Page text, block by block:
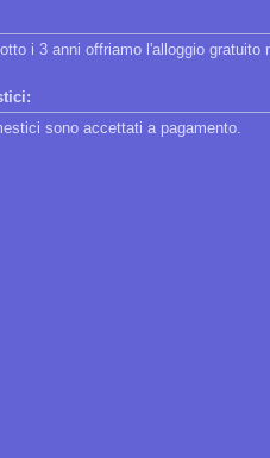
i 3 anni offriamo l'alloggio
sono accettati a pagamento.